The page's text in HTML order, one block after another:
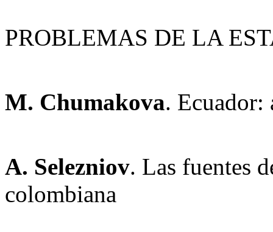
PROBLEMAS DE LA
M. Chumakova. Ecuador:
A. Selezniov. Las fuentes
colombiana